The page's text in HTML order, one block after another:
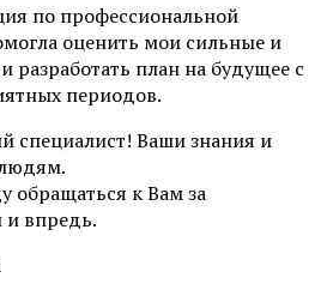
по профессиональной
оценить мои сильные и
разработать план на будущее с
периодов.
специалист! Ваши знания и
обращаться к Вам за
и впредь.